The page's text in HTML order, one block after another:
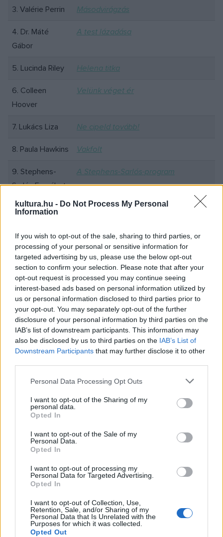
kultura.hu - Do Not Process My Personal
Information
If you wish to opt-out of the sale, sharing to third parties, or
processing of your personal or sensitive information for
targeted advertising by us, please use the below opt-out
section to confirm your selection. Please note that after your
opt-out request is processed you may continue seeing
interest-based ads based on personal information utilized by
us or personal information disclosed to third parties prior to
your opt-out. You may separately opt-out of the further
disclosure of your personal information by third parties on the
IAB’s list of downstream participants. This information may
also be disclosed by us to third parties on the IAB’s List of
Downstream Participants that may further disclose it to other
Please note that this website/app uses one or more Google
not limited to your visit or usage behaviour. You may click to
grant or deny consent to Google and its third-party tags to
use your data for below specified purposes in below Google
consent section.
Personal Data Processing Opt Outs
I want to opt-out of the Sharing of my
personal data.
Opted In
I want to opt-out of the Sale of my
Personal Data.
Opted In
I want to opt-out of processing my
Personal Data for Targeted Advertising.
Opted In
I want to opt-out of Collection, Use,
Retention, Sale, and/or Sharing of my
Personal Data that Is Unrelated with the
Purposes for which it was collected.
Opted Out
3. Valérie Perrin Másodvirágzás
4. Dr. Máté
Gábor
A test lázadása
5. Lucinda Riley Helena titka
6. Colleen
Hoover
Velünk véget ér
7. Lukács Liza Ne cipeld tovább!
8. Paula Hawkins Vakfolt
9. Stephens-
Sarlós Erzsébet
A Stephens-Sarlós-program
10. Edith Eva
A döntés
11. Visky András Kitelepítés
12. Daniel Silva A csellista
13. Sarah Pearse A pihenőhely
14. Tim Marshall A földrajz hatalma
15. Elif Shafak Az eltűnt fák szigete
16. Pogátsa
A globális elit
Noémi
18. Philippa
Gregory
Sötét vizeken
19. Jean Raspail Szentek Tábora
20. Nicole
LePera
21. Kondor
Második magyar köztársaság